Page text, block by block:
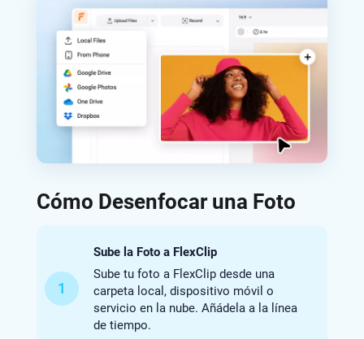
Cómo Desenfocar una Foto
1
Sube la Foto a FlexClip
Sube tu foto a FlexClip desde una
carpeta local, dispositivo móvil o
servicio en la nube. Añádela a la línea
de tiempo.